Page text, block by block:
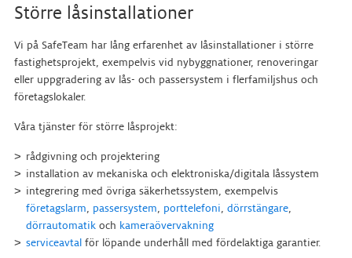
Större låsinstallationer
Vi på SafeTeam har lång erfarenhet av låsinstallationer i större
fastighetsprojekt, exempelvis vid nybyggnationer, renoveringar
eller uppgradering av lås- och passersystem i flerfamiljshus och
företagslokaler.
Våra tjänster för större låsprojekt:
rådgivning och projektering
installation av mekaniska och elektroniska/digitala låssystem
integrering med övriga säkerhetssystem, exempelvis
företagslarm, passersystem, porttelefoni, dörrstängare,
dörrautomatikoch kameraövervakning
serviceavtalför löpande underhåll med fördelaktiga garantier.